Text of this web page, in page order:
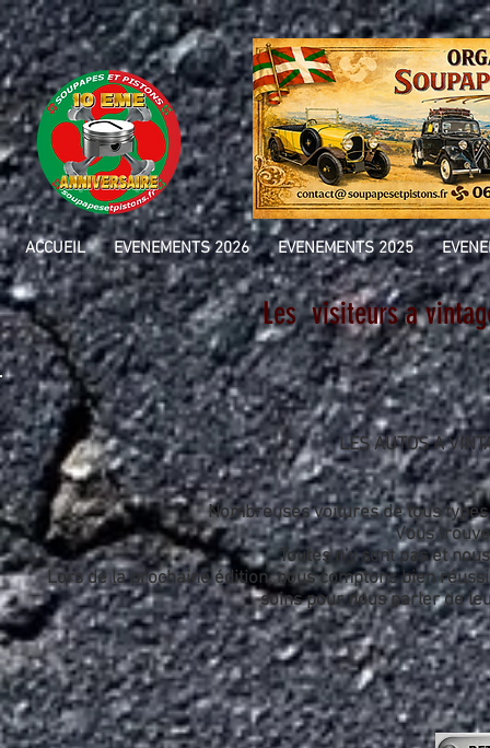
ACCUEIL EVENEMENTS 2026 EVENEMENTS 2025
Les visiteurs a
LES AUTOS A
Nombreuses voitures de tous
Vous
Toutes n'y sont pas et
Lors de la prochaine édition, nous comptons bien
soins pour nous parler de